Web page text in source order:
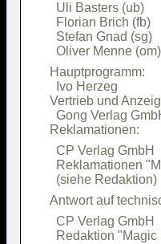
Uli
Florian
Stefan
Ivo
Vertrieb und
Gong Verlag
CP
Reklamationen
CP
Redaktion